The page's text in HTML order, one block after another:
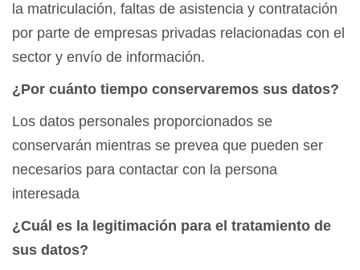
la matriculación, faltas de asistencia y contratación
por parte de empresas privadas relacionadas con el
sector y envío de información.
¿Por cuánto tiempo conservaremos sus datos?
Los datos personales proporcionados se
conservarán mientras se prevea que pueden ser
necesarios para contactar con la persona
interesada
¿Cuál es la legitimación para el tratamiento de
sus datos?